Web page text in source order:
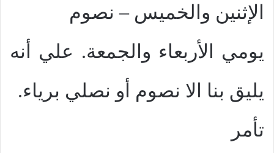
الإثنين والخميس – نصوم
يومي الأربعاء والجمعة. علي أنه
يليق بنا الا نصوم أو نصلي برياء.
تأمر